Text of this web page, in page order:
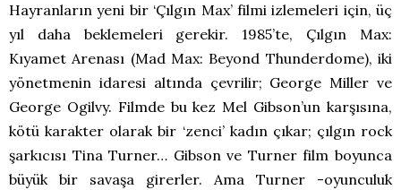
Hayranların yeni bir ‘Çılgın Max’ filmi izlemeleri için, üç
yıl daha beklemeleri gerekir. 1985’te, Çılgın Max:
Kıyamet Arenası (Mad Max: Beyond Thunderdome), iki
yönetmenin idaresi altında çevrilir; George Miller ve
George Ogilvy. Filmde bu kez Mel Gibson’un karşısına,
kötü karakter olarak bir ‘zenci’ kadın çıkar; çılgın rock
şarkıcısı Tina Turner… Gibson ve Turner film boyunca
büyük bir savaşa girerler. Ama Turner -oyunculuk